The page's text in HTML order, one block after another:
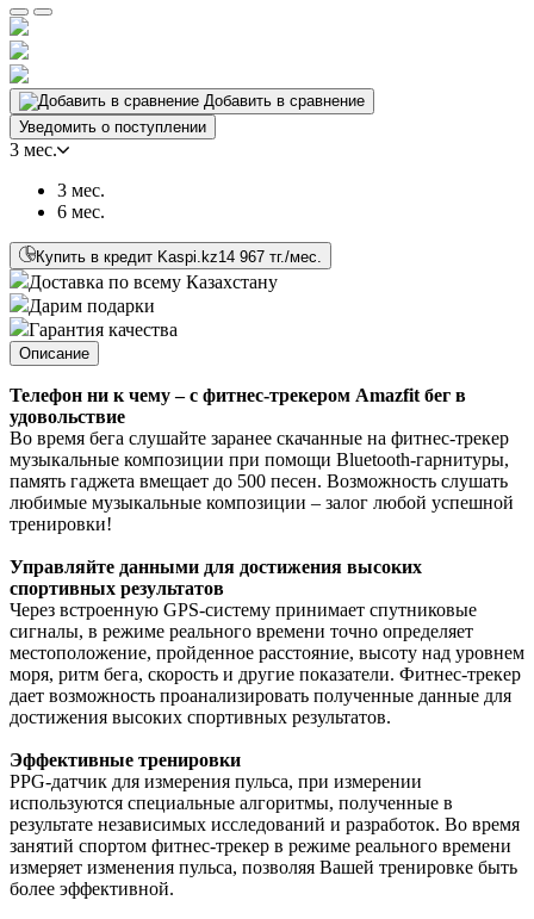
Добавить в сравнение
Уведомить о поступлении
3 мес.
3 мес.
6 мес.
Купить в кредит Kaspi.kz14 967 тг./мес.
Доставка по всему Казахстану
Дарим подарки
Гарантия качества
Описание
Телефон ни к чему – с фитнес-трекером Amazfit бег в
удовольствие
Во время бега слушайте заранее скачанные на фитнес-трекер
музыкальные композиции при помощи Bluetooth-гарнитуры,
память гаджета вмещает до 500 песен. Возможность слушать
любимые музыкальные композиции – залог любой успешной
тренировки!
Управляйте данными для достижения высоких
спортивных результатов
Через встроенную GPS-систему принимает спутниковые
сигналы, в режиме реального времени точно определяет
местоположение, пройденное расстояние, высоту над уровнем
моря, ритм бега, скорость и другие показатели. Фитнес-трекер
дает возможность проанализировать полученные данные для
достижения высоких спортивных результатов.
Эффективные тренировки
PPG-датчик для измерения пульса, при измерении
используются специальные алгоритмы, полученные в
результате независимых исследований и разработок. Во время
занятий спортом фитнес-трекер в режиме реального времени
измеряет изменения пульса, позволяя Вашей тренировке быть
более эффективной.